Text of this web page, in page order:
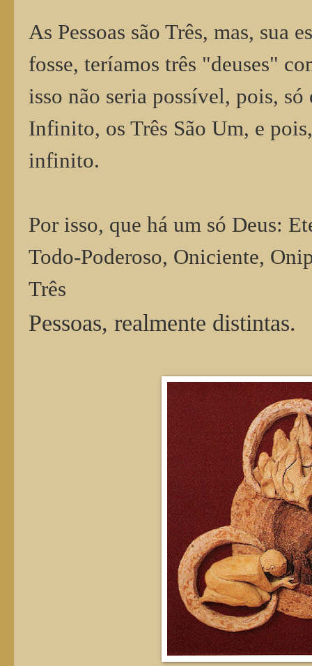
As Pessoas são Três, mas, sua
fosse, teríamos três "deuses"
isso não seria possível, pois,
Infinito, os Três São Um, e
infinito.
Por isso, que há um só Deus:
Todo-Poderoso, Oniciente,
Três
Pessoas, realmente distintas.